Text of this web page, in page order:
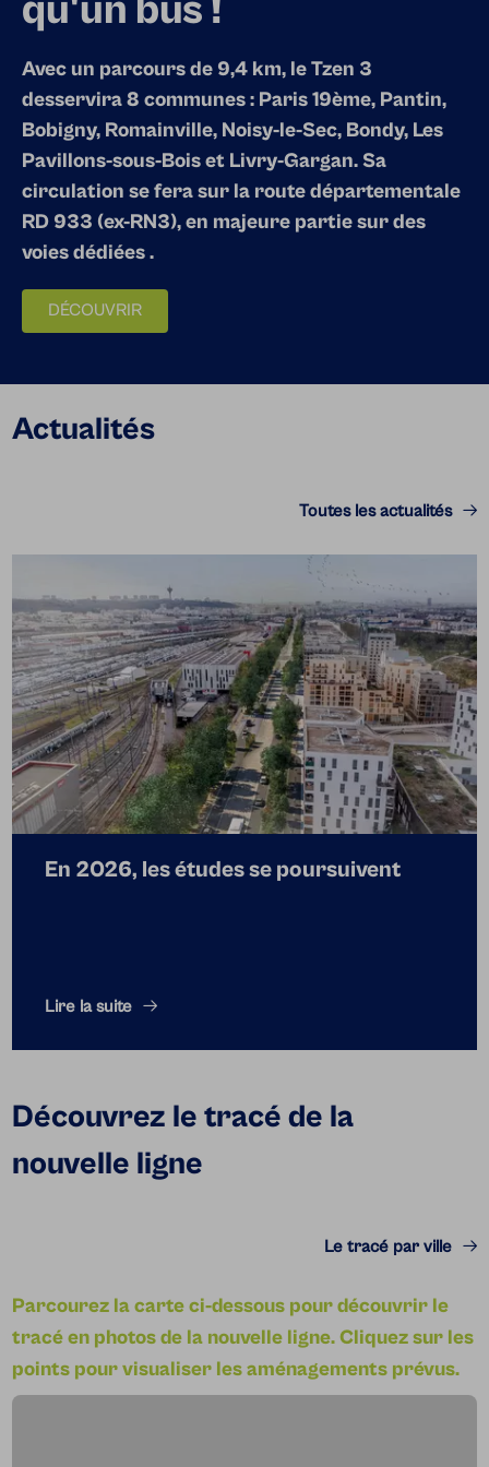
qu'un bus !
Avec un parcours de 9,4 km, le Tzen 3
desservira 8 communes : Paris 19ème, Pantin,
Bobigny, Romainville, Noisy-le-Sec, Bondy, Les
Pavillons-sous-Bois et Livry-Gargan. Sa
circulation se fera sur la route départementale
RD 933 (ex-RN3), en majeure partie sur des
voies dédiées .
DÉCOUVRIR
Actualités
Toutes les actualités
En 2026, les études se poursuivent
Lire la suite
Découvrez le tracé de la
nouvelle ligne
Le tracé par ville
Parcourez la carte ci-dessous pour découvrir le
tracé en photos de la nouvelle ligne.Cliquez sur les
points pour visualiser les aménagements prévus.